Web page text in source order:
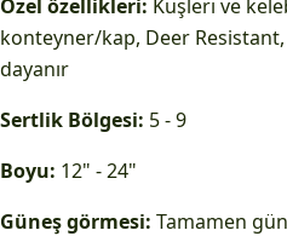
Özel özellikleri: Kuşlerı ve
konteyner/kap, Deer
dayanır
Sertlik Bölgesi: 5 - 9
Boyu: 12" - 24"
Güneş görmesi: Tamamen